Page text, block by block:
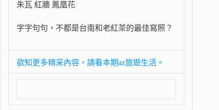
朱瓦 紅牆 鳳凰花
字字句句，不都是台南和老紅茶的最佳寫照？
欲知更多精采內容，請看本期az旅遊生活。